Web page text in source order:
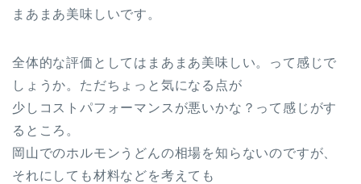
まあまあ美味しいです。
全体的な評価としてはまあまあ美味しい。って感じで
しょうか。ただちょっと気になる点が
少しコストパフォーマンスが悪いかな？って感じがす
るところ。
岡山でのホルモンうどんの相場を知らないのですが、
それにしても材料などを考えても